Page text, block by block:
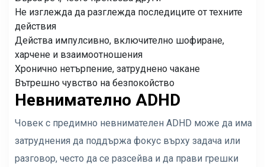
Не изглежда да разглежда последиците от техните
действия
Действа импулсивно, включително шофиране,
харчене и взаимоотношения
Хронично нетърпение, затруднено чакане
Вътрешно чувство на безпокойство
Невнимателно ADHD
Човек с предимно невнимателен ADHD може да има
затруднения да поддържа фокус върху задача или
разговор, често да се разсейва и да прави грешки